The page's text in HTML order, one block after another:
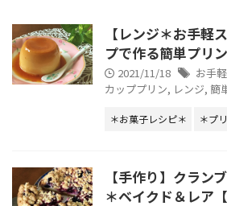
【レンジ＊お手軽
プで作る簡単プリン
2021/11/18 お手軽
カッププリン, レンジ, 簡
＊お菓子レシピ＊ ＊プ
【手作り】クラン
＊ベイクド＆レア